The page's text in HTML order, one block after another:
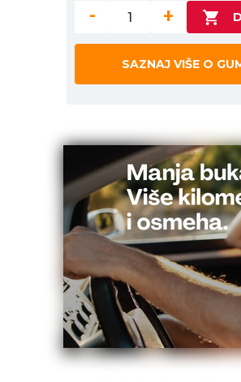
- +
SAZNAJ VIŠE O